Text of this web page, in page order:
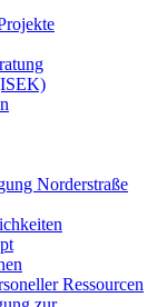
Norderstraße
Ressourcen